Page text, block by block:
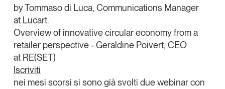
byTommaso di Luca, Communications Manager
at Lucart.
Overview of innovative circular economy from a
retailer perspective -Geraldine Poivert, CEO
at RE(SET)
Iscriviti
nei mesi scorsi si sono già svolti due webinar con